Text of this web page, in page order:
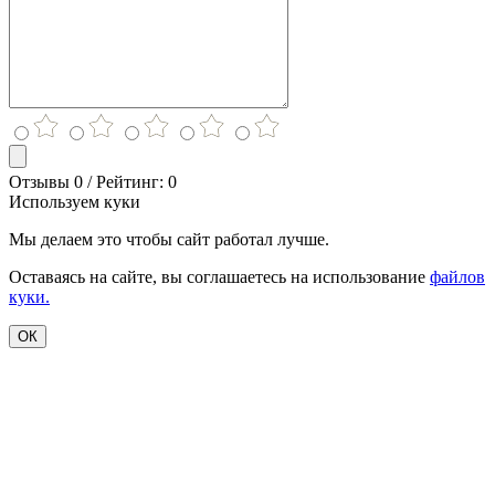
Отзывы 0 / Рейтинг: 0
Используем куки
Мы делаем это чтобы сайт работал лучше.
Оставаясь на сайте, вы соглашаетесь на использование файлов
куки.
ОК